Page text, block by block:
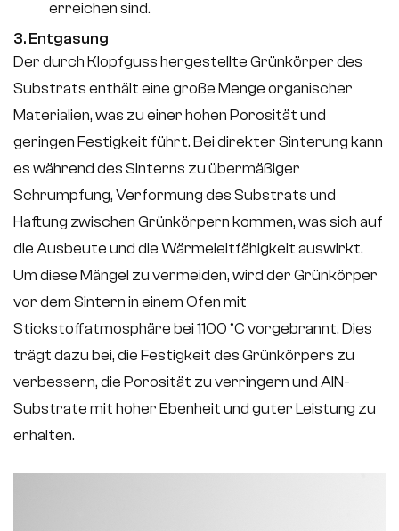
erreichen sind.
3. Entgasung
Der durch Klopfguss hergestellte Grünkörper des
Substrats enthält eine große Menge organischer
Materialien, was zu einer hohen Porosität und
geringen Festigkeit führt. Bei direkter Sinterung kann
es während des Sinterns zu übermäßiger
Schrumpfung, Verformung des Substrats und
Haftung zwischen Grünkörpern kommen, was sich auf
die Ausbeute und die Wärmeleitfähigkeit auswirkt.
Um diese Mängel zu vermeiden, wird der Grünkörper
vor dem Sintern in einem Ofen mit
Stickstoffatmosphäre bei 1100 °C vorgebrannt. Dies
trägt dazu bei, die Festigkeit des Grünkörpers zu
verbessern, die Porosität zu verringern und AlN-
Substrate mit hoher Ebenheit und guter Leistung zu
erhalten.